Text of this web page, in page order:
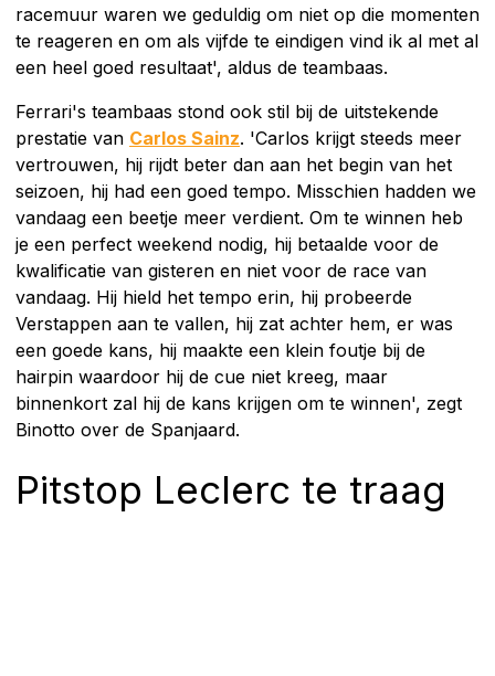
racemuur waren we geduldig om niet op die momenten
te reageren en om als vijfde te eindigen vind ik al met al
een heel goed resultaat', aldus de teambaas.
Ferrari's teambaas stond ook stil bij de uitstekende
prestatie van Carlos Sainz. 'Carlos krijgt steeds meer
vertrouwen, hij rijdt beter dan aan het begin van het
seizoen, hij had een goed tempo. Misschien hadden we
vandaag een beetje meer verdient. Om te winnen heb
je een perfect weekend nodig, hij betaalde voor de
kwalificatie van gisteren en niet voor de race van
vandaag. Hij hield het tempo erin, hij probeerde
Verstappen aan te vallen, hij zat achter hem, er was
een goede kans, hij maakte een klein foutje bij de
hairpin waardoor hij de cue niet kreeg, maar
binnenkort zal hij de kans krijgen om te winnen', zegt
Binotto over de Spanjaard.
Pitstop Leclerc te traag